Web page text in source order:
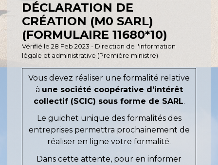
DÉCLARATION DE
CRÉATION (M0 SARL)
(FORMULAIRE 11680*10)
Vérifié le 28 Feb 2023 - Direction de l'information
légale et administrative (Première ministre)
Vous devez réaliser une formalité relative
à une société coopérative d’intérêt
collectif (SCIC) sous forme de SARL.
Le guichet unique des formalités des
entreprises permettra prochainement de
réaliser en ligne votre formalité.
Dans cette attente, pour en informer